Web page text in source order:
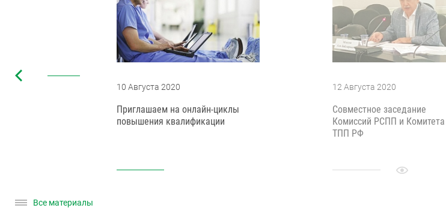
10 Августа 2020
Приглашаем на онлайн-циклы
повышения квалификации
12 Августа 2020
Совместное заседание
Комиссий РСПП и Комитета
ТПП РФ
Все материалы